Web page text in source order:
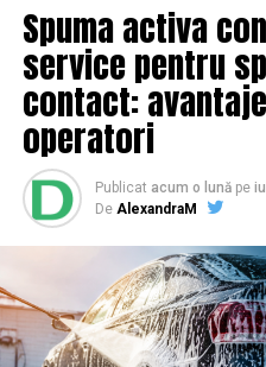
Spuma activa
service pentru
contact:
operatori
Publicat acum o lună pe
De AlexandraM